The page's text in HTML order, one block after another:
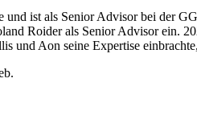
und ist als Senior Advisor bei der
Roider als Senior Advisor ein.
und Aon seine Expertise